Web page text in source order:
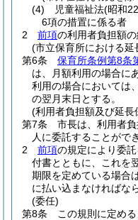
(4)
児童福祉法(昭和
6項の措置に係る者
2
前項の利用者負担額
(市立保育所における延
第6条
保育所条例第8条
は、月額利用の場合に
利用の場合においては
の翌月末日とする。
(利用者負担額及び延長
第7条
市長は、利用者
人に委託することがで
2
前項の規定により委
付書とともに、これを
期限を定めている場合
に払い込まなければな
(委任)
第8条
この規則に定め